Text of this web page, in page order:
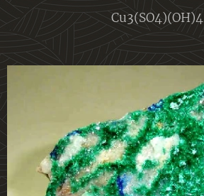
Cu3(SO4)(OH)4